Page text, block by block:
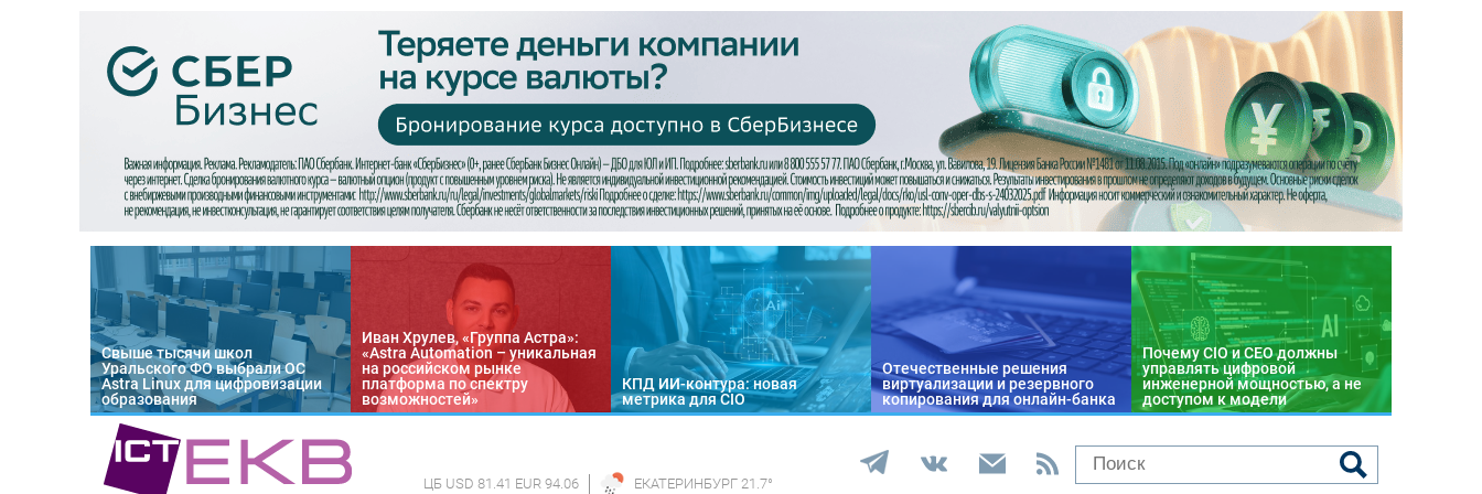
Свыше тысячи школ
Уральского ФО выбрали ОС
Astra Linux для цифровизации
образования
Иван Хрулев, «Группа Астра»:
«Astra Automation – уникальная
на российском рынке
платформа по спектру
возможностей»
КПД ИИ-контура: новая
метрика для CIO
Отечественные решения
виртуализации и резервного
копирования для онлайн-банка
Почему CIO и CEO должны
управлять цифровой
инженерной мощностью, а не
доступом к модели
ЦБ USD 81.41 EUR 94.06 ЕКАТЕРИНБУРГ 21.7°